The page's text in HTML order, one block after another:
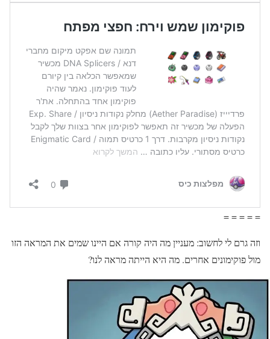
= = = = =
וזה גרם לי לחשוב: מעניין מה היה קורה אם היינו שמים את המראה הזו
מול פוקימונים אחרים. מה היא הייתה מראה לנו?